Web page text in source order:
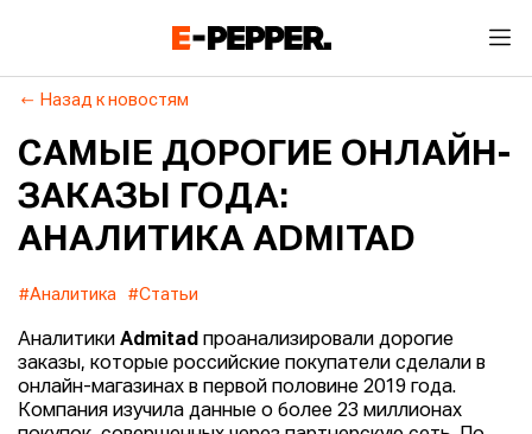
Назад к новостям
САМЫЕ ДОРОГИЕ ОНЛАЙН-
ЗАКАЗЫ ГОДА:
АНАЛИТИКА ADMITAD
#Аналитика #Статьи
Аналитики Admitad проанализировали дорогие
заказы, которые российские покупатели сделали в
онлайн-магазинах в первой половине 2019 года.
Компания изучила данные о более 23 миллионах